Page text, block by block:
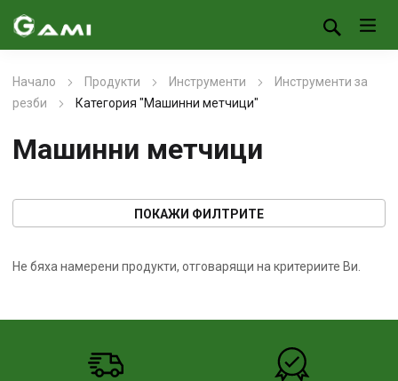
Начало Продукти Инструменти
Инструменти за
резби
Категория "Машинни метчици"
Машинни метчици
ПОКАЖИ ФИЛТРИТЕ
Не бяха намерени продукти, отговарящи на критериите Ви.